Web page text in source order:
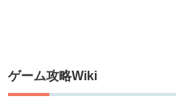
ゲーム攻略Wiki